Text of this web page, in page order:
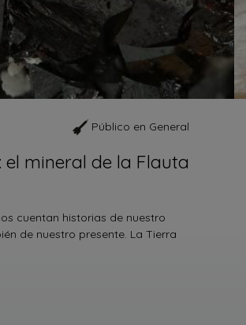
Público en General
el mineral de la Flauta
cuentan historias de nuestro
de nuestro presente. La Tierra